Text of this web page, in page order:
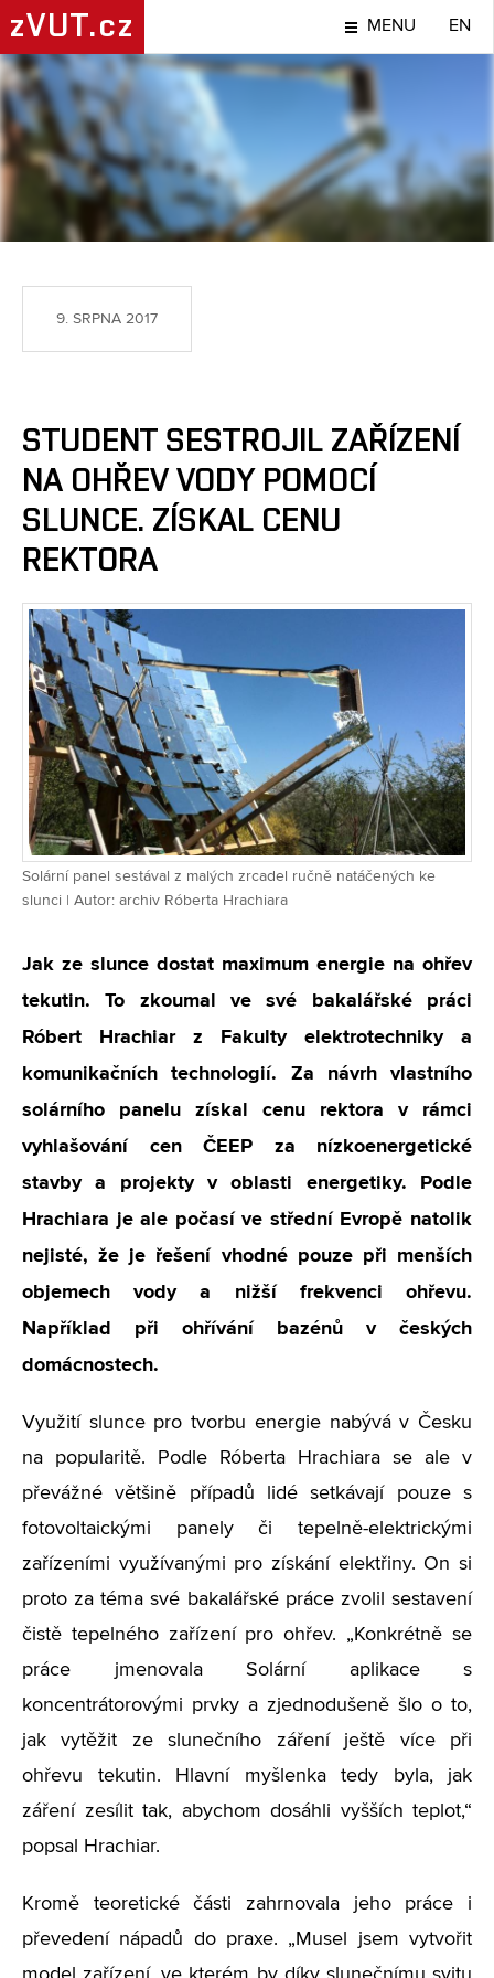
zVUT.cz MENU EN
NÁPADY A OBJEVY
9. SRPNA 2017
STUDENT SESTROJIL ZAŘÍZENÍ
NA OHŘEV VODY POMOCÍ
SLUNCE. ZÍSKAL CENU
REKTORA
Solární panel sestával z malých zrcadel ručně natáčených ke
slunci | Autor: archiv Róberta Hrachiara
Jak ze slunce dostat maximum energie na ohřev
tekutin. To zkoumal ve své bakalářské práci
Róbert Hrachiar z Fakulty elektrotechniky a
komunikačních technologií. Za návrh vlastního
solárního panelu získal cenu rektora v rámci
vyhlašování cen ČEEP za nízkoenergetické
stavby a projekty v oblasti energetiky. Podle
Hrachiara je ale počasí ve střední Evropě natolik
nejisté, že je řešení vhodné pouze při menších
objemech vody a nižší frekvenci ohřevu.
Například při ohřívání bazénů v českých
domácnostech.
Využití slunce pro tvorbu energie nabývá v Česku
na popularitě. Podle Róberta Hrachiara se ale v
převážné většině případů lidé setkávají pouze s
fotovoltaickými panely či tepelně-elektrickými
zařízeními využívanými pro získání elektřiny. On si
proto za téma své bakalářské práce zvolil sestavení
čistě tepelného zařízení pro ohřev. „Konkrétně se
práce jmenovala Solární aplikace s
koncentrátorovými prvky a zjednodušeně šlo o to,
jak vytěžit ze slunečního záření ještě více při
ohřevu tekutin. Hlavní myšlenka tedy byla, jak
záření zesílit tak, abychom dosáhli vyšších teplot,“
popsal Hrachiar.
Kromě teoretické části zahrnovala jeho práce i
převedení nápadů do praxe. „Musel jsem vytvořit